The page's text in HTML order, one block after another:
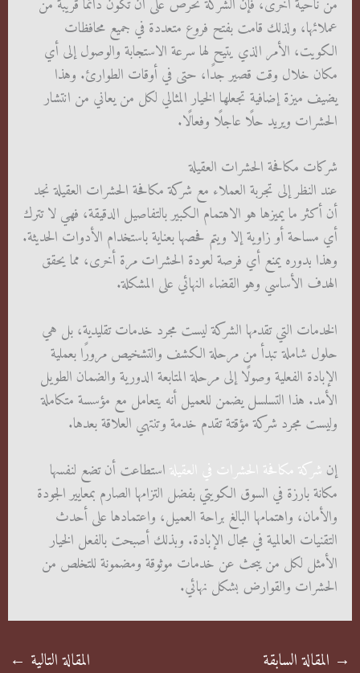
عملائها، ولذلك قامت بفتح فروع متعددة في جميع محافظات
الكويت، الأمر الذي يتيح لها سرعة الاستجابة والوصول إلى أي
مكان خلال وقت قصير جدًا، حتى في أوقات الطوارئ. وهذا
يضيف ميزة إضافية تجعلها الخيار المثالي لكل من يعاني من انتشار
الحشرات ويريد حلًا عاجلًا وفعالًا.
شركات مكافحة الحشرات العقيلة
عند النظر إلى تجربة العملاء مع شركة مكافحة الحشرات العقيلة نجد
أن أكثر ما يميزها هو الاهتمام الكبير بالتفاصيل الدقيقة، فهي لا تترك
أي مساحة أو زاوية إلا ويتم فحصها بعناية باستخدام الأدوات الحديثة.
وهذا بدوره يمنع أي فرصة لعودة الحشرات مرة أخرى، مما يحقق
الهدف الأساسي وهو القضاء النهائي على المشكلة.
الخدمات التي تقدمها الشركة ليست مجرد خدمات تقليدية، بل هي
حلول شاملة تبدأ من مرحلة الكشف والتشخيص مرورًا بعملية
الإبادة الفعلية وصولًا إلى مرحلة المتابعة الدورية والضمان الطويل
الأمد. هذا التسلسل يضمن للعميل أنه يتعامل مع مؤسسة متكاملة
وليست مجرد شركة مؤقتة تقدم خدمة وتنتهي العلاقة بعدها.
إن شركة مكافحة الحشرات في العقيلةاستطاعت أن تضع لنفسها
مكانة بارزة في السوق الكويتي بفضل التزامها الصارم بمعايير الجودة
والأمان، واهتمامها البالغ براحة العميل، واعتمادها على أحدث
التقنيات العالمية في مجال الإبادة. وبذلك أصبحت بالفعل الخيار
الأمثل لكل من يبحث عن خدمات موثوقة ومضمونة للتخلص من
الحشرات والقوارض بشكل نهائي.
→ المقالة السابقة المقالة التالية ←